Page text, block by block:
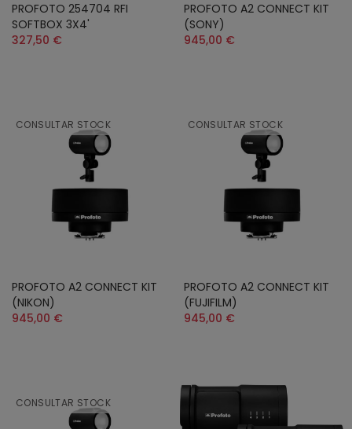
PROFOTO 254704 RFI
SOFTBOX 3X4'
327,50 €
PROFOTO A2 CONNECT KIT
(SONY)
945,00 €
CONSULTAR STOCK
PROFOTO A2 CONNECT KIT
(NIKON)
945,00 €
CONSULTAR STOCK
PROFOTO A2 CONNECT KIT
(FUJIFILM)
945,00 €
CONSULTAR STOCK